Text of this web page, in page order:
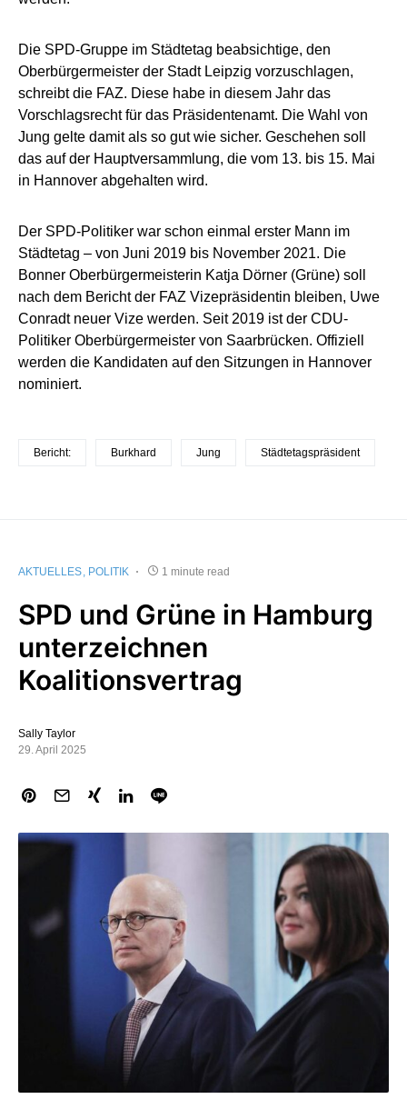
Die SPD-Gruppe im Städtetag beabsichtige, den
Oberbürgermeister der Stadt Leipzig vorzuschlagen,
schreibt die FAZ. Diese habe in diesem Jahr das
Vorschlagsrecht für das Präsidentenamt. Die Wahl von
Jung gelte damit als so gut wie sicher. Geschehen soll
das auf der Hauptversammlung, die vom 13. bis 15. Mai
in Hannover abgehalten wird.
Der SPD-Politiker war schon einmal erster Mann im
Städtetag – von Juni 2019 bis November 2021. Die
Bonner Oberbürgermeisterin Katja Dörner (Grüne) soll
nach dem Bericht der FAZ Vizepräsidentin bleiben, Uwe
Conradt neuer Vize werden. Seit 2019 ist der CDU-
Politiker Oberbürgermeister von Saarbrücken. Offiziell
werden die Kandidaten auf den Sitzungen in Hannover
nominiert.
Bericht: Burkhard Jung Städtetagspräsident
AKTUELLES POLITIK 1 minute read
SPD und Grüne in Hamburg
unterzeichnen
Koalitionsvertrag
Sally Taylor
29. April 2025